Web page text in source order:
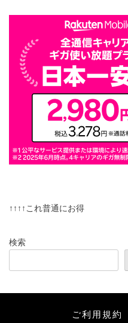
↑↑↑↑これ普通にお得
検索
ご利用規約